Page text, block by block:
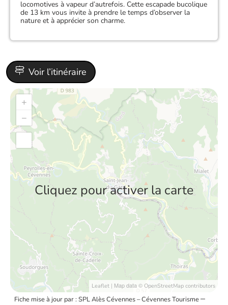
locomotives à vapeur d’autrefois. Cette escapade bucolique
de 13 km vous invite à prendre le temps d’observer la
nature et à apprécier son charme.
Voir l’itinéraire
Cliquez pour activer la carte
+
−
Leaflet | Map data © OpenStreetMap contributors
Fiche mise à jour par : SPL Alès Cévennes – Cévennes Tourisme–